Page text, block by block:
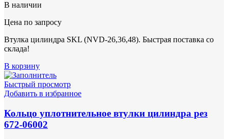
В наличии
Цена по запросу
Втулка цилиндра SKL (NVD-26,36,48). Быстрая поставка со
склада!
В корзину
Быстрый просмотр
Добавить в избранное
Кольцо уплотнительное втулки цилиндра рез
672-06002